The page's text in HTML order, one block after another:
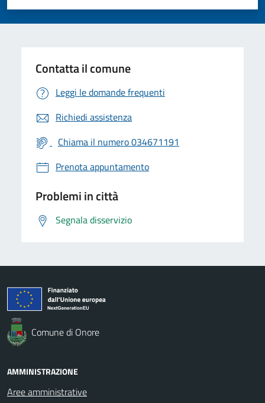
Valuta 5 stelle su 5
Valuta 4 stelle su 5
Valuta 3 stelle su 5
Valuta 2 stelle su 5
Valuta 1 stelle su 5
Contatta il comune
Leggi le domande frequenti
Richiedi assistenza
Chiama il numero 034671191
Prenota appuntamento
Problemi in città
Segnala disservizio
Comune di Onore
AMMINISTRAZIONE
Aree amministrative